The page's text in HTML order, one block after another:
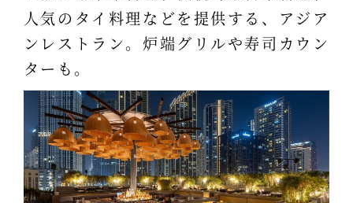
人気のタイ料理などを提供する、アジア
ンレストラン。炉端グリルや寿司カウン
ターも。